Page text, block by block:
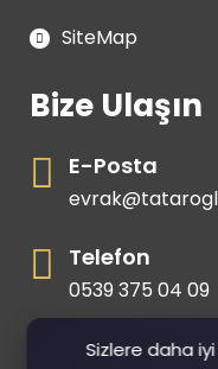
SiteMap
Bize Ulaşın
E-Posta
Telefon
0539 375 04 09
Gsm
Sizlere daha